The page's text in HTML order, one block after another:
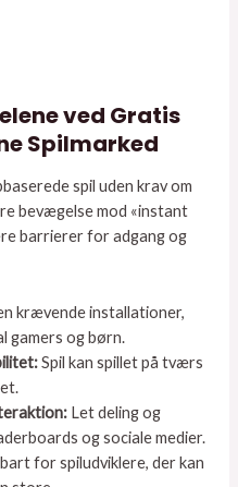
ved Gratis
Spilmarked
spil uden krav om
bevægelse mod «instant
barrierer for adgang og
krævende installationer,
gamers og børn.
Spil kan spillet på tværs
Let deling og
og sociale medier.
for spiludviklere, der kan